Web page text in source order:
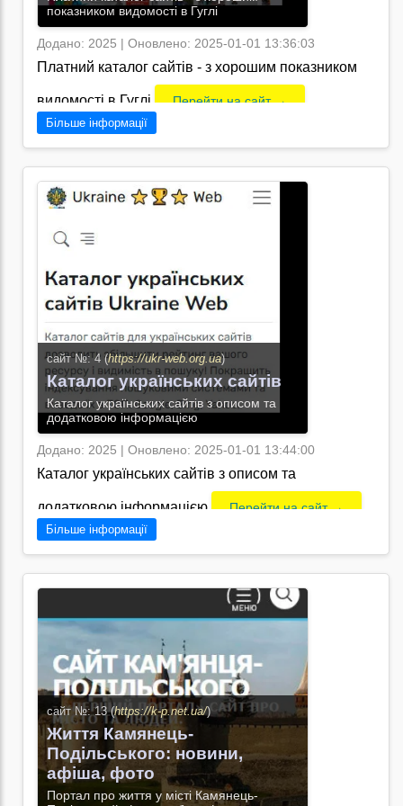
показником видомості в Гуглі
Додано: 2025 | Оновлено: 2025-01-01 13:36:03
Платний каталог сайтів - з хорошим показником
видомості в Гуглі Перейти на сайт →
Більше інформації
сайт №: 4 (https://ukr-web.org.ua)
Каталог українських сайтів
Каталог українських сайтів з описом та
додатковою інформацією
Додано: 2025 | Оновлено: 2025-01-01 13:44:00
Каталог українських сайтів з описом та
додатковою інформацією Перейти на сайт →
Більше інформації
сайт №: 13 (https://k-p.net.ua/)
Життя Камянець-
Подільського: новини,
афіша, фото
Портал про життя у місті Камянець-